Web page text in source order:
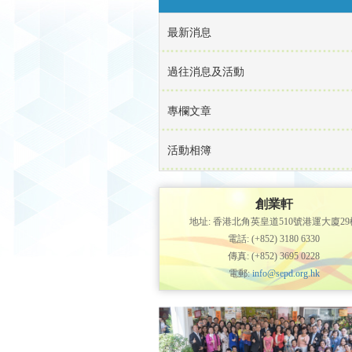
最新消息
過往消息及活動
專欄文章
活動相簿
創業軒
地址: 香港北角英皇道510號港運大廈29
電話: (+852) 3180 6330
傳真: (+852) 3695 0228
電郵:info@sepd.org.hk